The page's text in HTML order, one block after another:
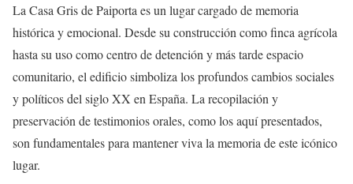
La Casa Gris de Paiporta es un lugar cargado de memoria
histórica y emocional. Desde su construcción como finca agrícola
hasta su uso como centro de detención y más tarde espacio
comunitario, el edificio simboliza los profundos cambios sociales
y políticos del siglo XX en España. La recopilación y
preservación de testimonios orales, como los aquí presentados,
son fundamentales para mantener viva la memoria de este icónico
lugar.